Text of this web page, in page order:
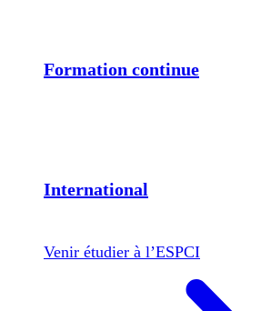
Formation continue
International
Venir étudier à l’ESPCI